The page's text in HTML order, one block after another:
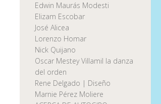
Edwin Maurás Modesti
Elizam Escobar
José Alicea
Lorenzo Homar
Nick Quijano
Oscar Mestey Villamil la danza
del orden
Rene Delgado | Diseño
Marnie Pérez Moliere